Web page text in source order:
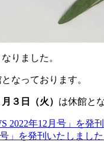
りました。
なっております。
３日（火） は休館と
2022年12月号」を発刊
」を発刊いたしました